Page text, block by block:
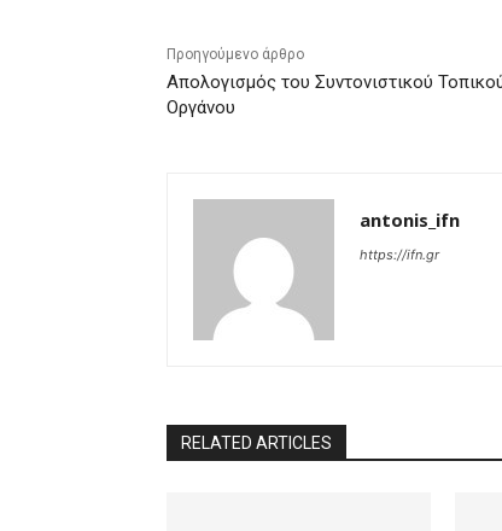
Προηγούμενο άρθρο
Απολογισμός του Συντονιστικού
Οργάνου
antonis_ifn
https://ifn.gr
RELATED ARTICLES